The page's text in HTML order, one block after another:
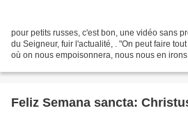
pour petits russes, c'est bon, une vidéo sans
du Seigneur, fuir l'actualité, . "On peut faire
où on nous empoisonnera, nous nous en
Feliz Semana sancta: